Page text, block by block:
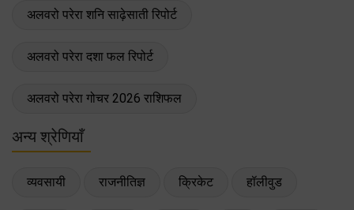
अलवरो परेरा शनि साढ़ेसाती रिपोर्ट
अलवरो परेरा दशा फल रिपोर्ट
अलवरो परेरा गोचर 2026 राशिफल
अन्य श्रेणियाँ
व्यवसायी राजनीतिज्ञ क्रिकेट हॉलीवुड